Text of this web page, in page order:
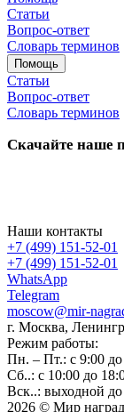
Статьи
Вопрос-ответ
Словарь терминов
Помощь
Статьи
Вопрос-ответ
Словарь терминов
Скачайте наше
Наши контакты
+7 (499) 151-52-01
+7 (499) 151-52-01
WhatsApp
Telegram
moscow@mir-
г. Москва,
Режим работы:
Пн. – Пт.: с 9:00 до
Сб..: с 10:00 до
Вск..: выходной до
2026 © Мир